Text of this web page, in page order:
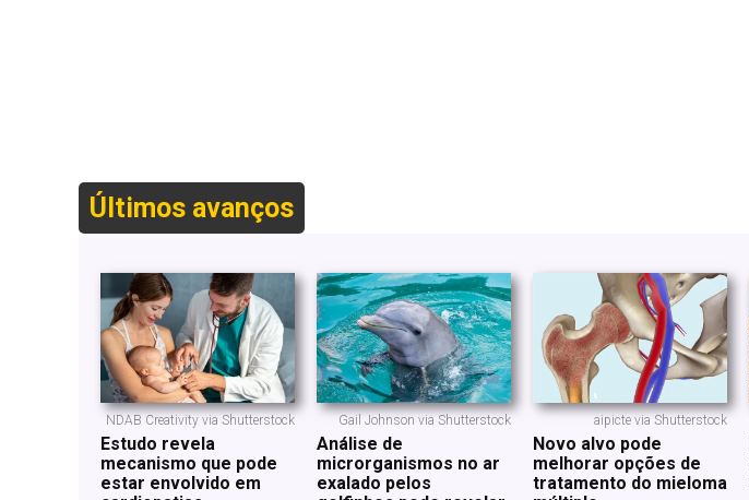
Últimos avanços
NDAB Creativity via Shutterstock
Estudo revela
mecanismo que pode
estar envolvido em
Gail Johnson via Shutterstock
Análise de
microrganismos no ar
exalado pelos
aipicte via Shutterstock
Novo alvo pode
melhorar opções de
tratamento do mieloma